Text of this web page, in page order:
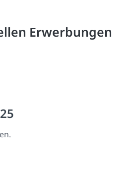
Erwerbungen